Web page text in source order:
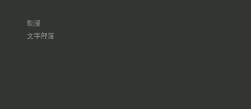
動漫
文字部落